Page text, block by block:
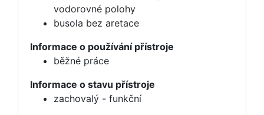
vodorovné polohy
busola bez aretace
Informace o používání přístroje
běžné práce
Informace o stavu přístroje
zachovalý - funkční